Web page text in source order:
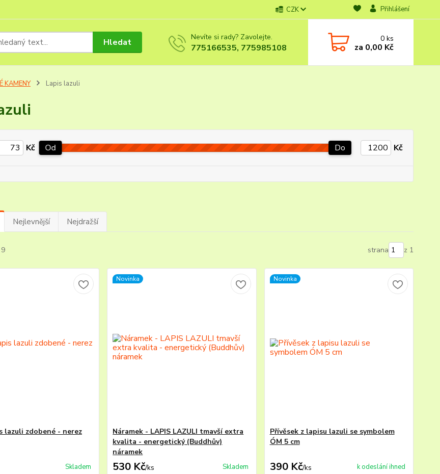
CZK Přihlášení
Hledat Nevíte si rady? Zavolejte.
775166535, 775985108
0ks
za 0,00 Kč
KAMENY Lapis lazuli
Kč Od Do Kč
Nejlevnější Nejdražší
strana z 1
lazuli zdobené - nerez
Skladem
Novinka
Náramek - LAPIS LAZULI tmavší extra
kvalita - energetický (Buddhův)
náramek
530 Kč/ks Skladem
Novinka
Přívěsek z lapisu lazuli se symbolem
ÓM 5 cm
390 Kč/ks k odeslání ihned